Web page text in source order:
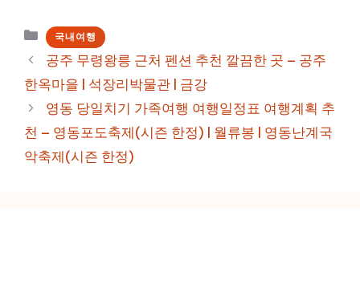
카
테
고
리
국내여행
공주 무령왕릉 근처 펜션 추천 깔끔한 곳 – 공주
한옥마을 | 석장리박물관 | 금강
영동 당일치기 가족여행 여행일정표 여행계획 추
천 – 영동포도축제(시즌 한정) | 월류봉 | 영동난계국
악축제(시즌 한정)